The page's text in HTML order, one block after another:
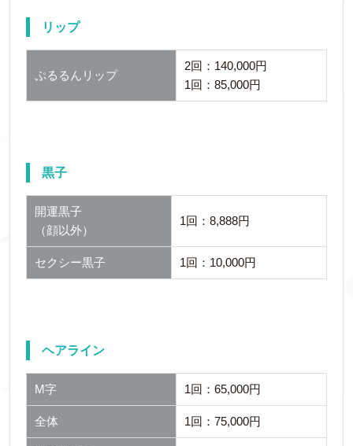
リップ
ぷるるんリップ
2回：140,000円
1回：85,000円
黒子
開運黒子
（顔以外）
1回：8,888円
セクシー黒子 1回：10,000円
ヘアライン
M字 1回：65,000円
全体 1回：75,000円